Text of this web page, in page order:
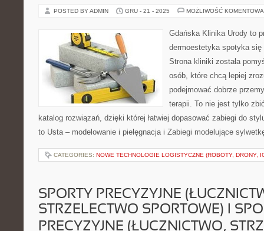
POSTED BY ADMIN GRU - 21 - 2025 MOŻLIWOŚĆ
Gdańska Klinika Urody to
dermoestetyka spotyka
Strona kliniki została
osób, które chcą lepiej
podejmować dobrze
terapii. To nie jest tylko
katalog rozwiązań, dzięki której łatwiej dopasować zabiegi do
to Usta – modelowanie i pielęgnacja i Zabiegi modelujące
CATEGORIES: NOWE TECHNOLOGIE LOGISTYCZNE (ROBOTY, DRONY,
SPORTY PRECYZYJNE
STRZELECTWO SPORTOWE) I
PRECYZYJNE (ŁUCZNICTWO,